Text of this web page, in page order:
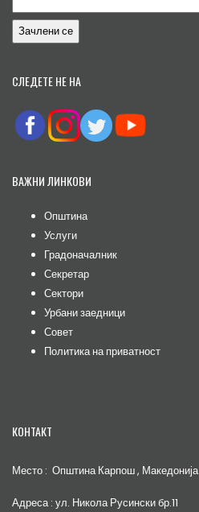
СЛЕДЕТЕ НЕ НА
ВАЖНИ ЛИНКОВИ
Општина
Услуги
Градоначалник
Секретар
Сектори
Урбани заедници
Совет
Политика на приватност
КОНТАКТ
Место : Општина Карпош , Македонија
Адреса : ул. Никола Русински бр.11